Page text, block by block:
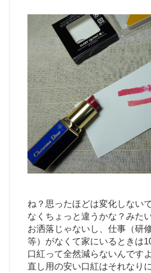
ね？思ったほどは変化しない
なくちょっと違うかな？みた
お洒落じゃないし、仕事（研
等）がなくて家にいるときは
口紅って全然減らないんです
直し用の安い口紅はそれなり